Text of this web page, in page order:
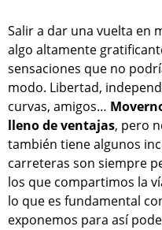
Salir a dar una vuelta en
algo altamente
sensaciones que no
modo. Libertad,
curvas, amigos…
lleno de ventajas, pero
también tiene algunos
carreteras son siempre
los que compartimos la
lo que es fundamental
exponemos para así